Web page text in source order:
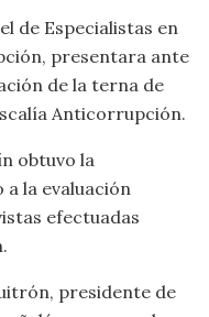
de Especialistas en
presentara ante
de la terna de
Anticorrupción.
obtuvo la
la evaluación
efectuadas
presidente de